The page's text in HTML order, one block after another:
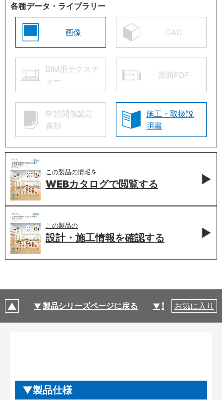
各種データ・ライブラリー
画像 CAD
BIM用テクスチ
ャー
図面PDF
申請関係認定
書類
施工・取扱説
明書
この製品の情報を
WEBカタログで閲覧する
この製品の
設計・施工情報を確認する
製品シリーズページに戻る 製品仕様
お気に入り
製品仕様